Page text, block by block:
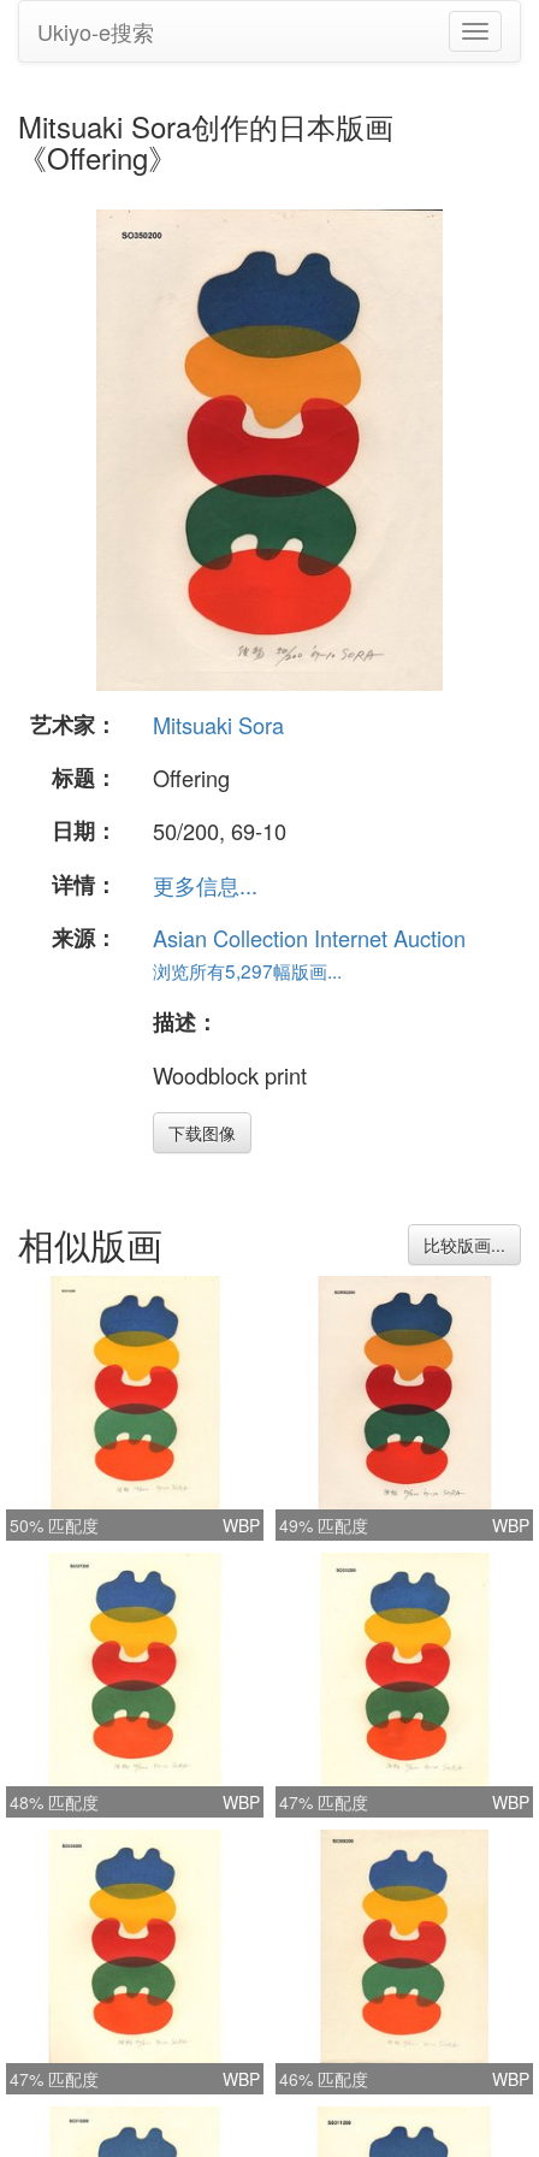
切
换
Ukiyo-e搜索
Mitsuaki Sora创作的日本版画
《Offering》
艺术家：
Mitsuaki Sora
标题：
Offering
日期：
50/200, 69-10
详情：
更多信息...
来源：
Asian Collection Internet Auction
浏览所有5,297幅版画...
描述：
Woodblock print
下载图像
相似版画 比较版画...
50% 匹配度 WBP 49% 匹配度 WBP
48% 匹配度 WBP 47% 匹配度 WBP
47% 匹配度 WBP 46% 匹配度 WBP